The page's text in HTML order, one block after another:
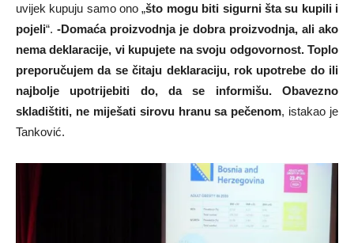
uvijek kupuju samo ono „što mogu biti sigurni šta su kupili i
pojeli“. -Domaća proizvodnja je dobra proizvodnja, ali ako
nema deklaracije, vi kupujete na svoju odgovornost. Toplo
preporučujem da se čitaju deklaraciju, rok upotrebe do ili
najbolje upotrijebiti do, da se informišu. Obavezno
skladištiti, ne miješati sirovu hranu sa pečenom, istakao je
Tanković.